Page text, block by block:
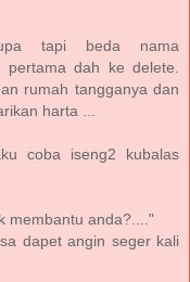
tapi beda nama
pertama dah ke delete.
rumah tangganya dan
harta ...
coba iseng2 kubalas
membantu anda?...."
dapet angin seger kali